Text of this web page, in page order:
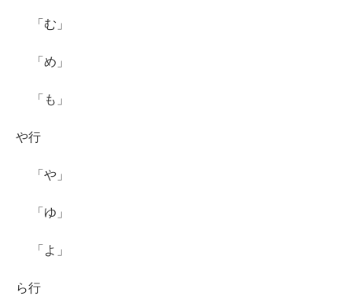
「む」
「め」
「も」
や行
「や」
「ゆ」
「よ」
ら行